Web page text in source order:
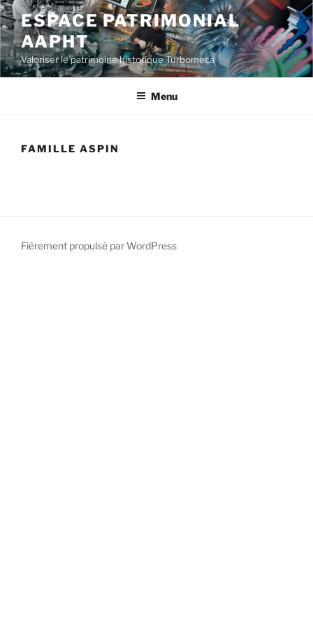
Aller
au
contenu
principal
ESPACE PATRIMONIAL
AAPHT
Valoriser le patrimoine historique Turbomeca
Menu
FAMILLE ASPIN
Fièrement propulsé par WordPress